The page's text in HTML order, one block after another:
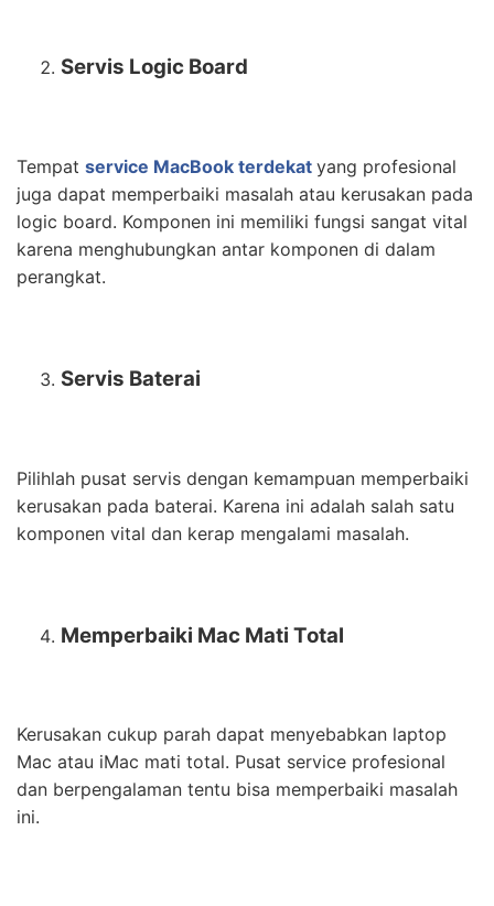
Servis Logic Board
Tempat service MacBook terdekat yang profesional
juga dapat memperbaiki masalah atau kerusakan pada
logic board. Komponen ini memiliki fungsi sangat vital
karena menghubungkan antar komponen di dalam
perangkat.
Servis Baterai
Pilihlah pusat servis dengan kemampuan memperbaiki
kerusakan pada baterai. Karena ini adalah salah satu
komponen vital dan kerap mengalami masalah.
Memperbaiki Mac Mati Total
Kerusakan cukup parah dapat menyebabkan laptop
Mac atau iMac mati total. Pusat service profesional
dan berpengalaman tentu bisa memperbaiki masalah
ini.